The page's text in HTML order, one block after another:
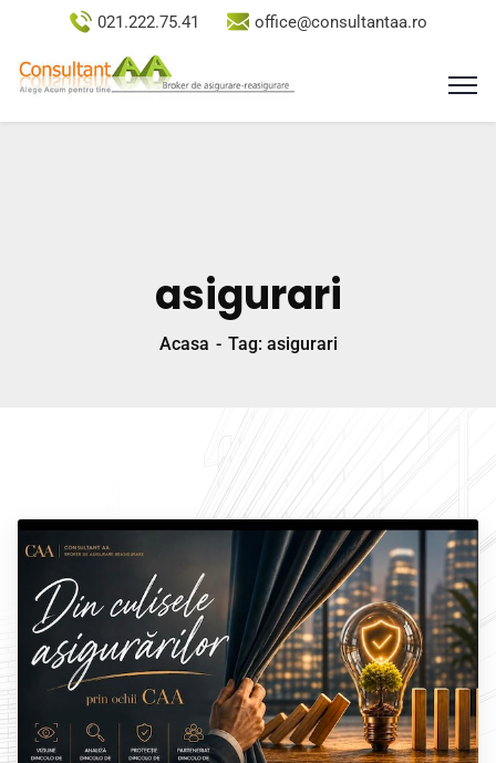
021.222.75.41 office@consultantaa.ro
asigurari
Acasa Tag: asigurari